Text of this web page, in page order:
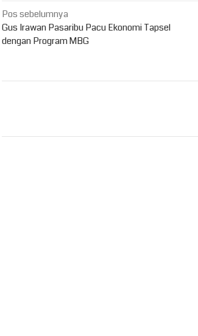
Navigasi
pos
Pos sebelumnya
Gus Irawan Pasaribu Pacu Ekonomi Tapsel
dengan Program MBG